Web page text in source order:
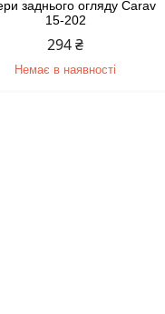
заднього огляду Carav
15-202
294 ₴
Немає в наявності